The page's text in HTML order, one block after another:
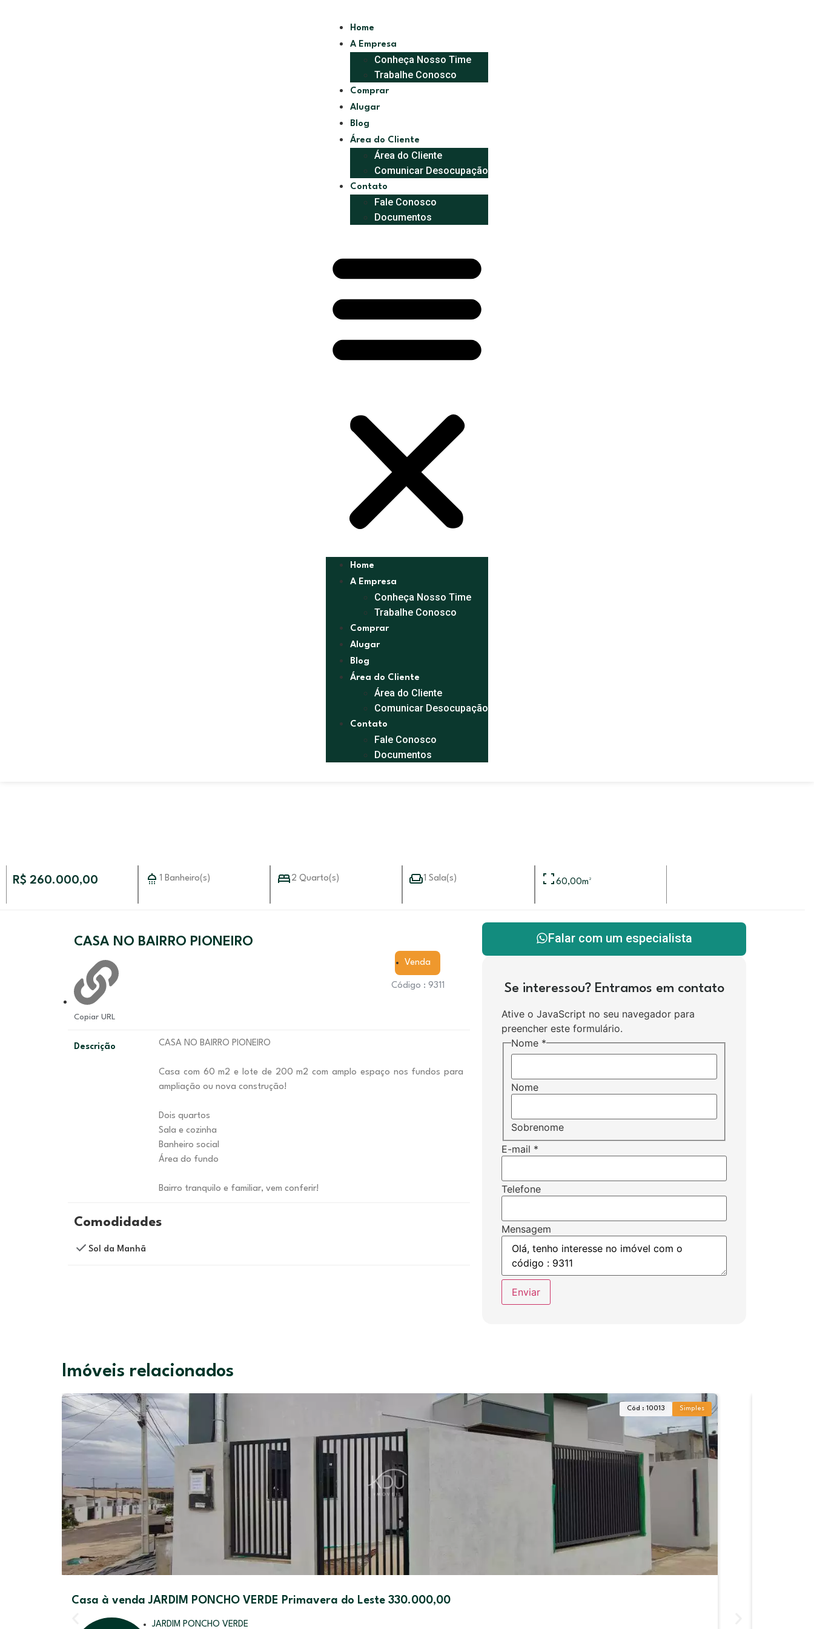
Home
A Empresa
Conheça Nosso Time
Trabalhe Conosco
Comprar
Alugar
Blog
Área do Cliente
Área do Cliente
Comunicar Desocupação
Contato
Fale Conosco
Documentos
Home
A Empresa
Conheça Nosso Time
Trabalhe Conosco
Comprar
Alugar
Blog
Área do Cliente
Área do Cliente
Comunicar Desocupação
Contato
Fale Conosco
Documentos
R$ 260.000,00 1 Banheiro(s) 2 Quarto(s) 1 Sala(s) 60,00m²
CASA NO BAIRRO PIONEIRO
Copiar URL
Venda
Código : 9311
Descrição CASA NO BAIRRO PIONEIRO
Casa com 60 m2 e lote de 200 m2 com amplo espaço nos fundos para
ampliação ou nova construção!
Dois quartos
Sala e cozinha
Banheiro social
Área do fundo
Bairro tranquilo e familiar, vem conferir!
Comodidades
Sol da Manhã
Falar com um especialista
Se interessou? Entramos em contato
Ative o JavaScript no seu navegador para
preencher este formulário.
Nome *
Nome
Sobrenome
E-mail *
Telefone
Mensagem
Enviar
Imóveis relacionados
Cód : 10013 Simples
Casa à venda JARDIM PONCHO VERDE Primavera do Leste 330.000,00
JARDIM PONCHO VERDE